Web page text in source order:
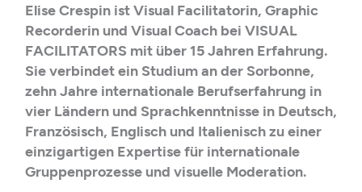
Elise Crespin ist Visual Facilitatorin, Graphic
Recorderin und Visual Coach bei VISUAL
FACILITATORS mit über 15 Jahren Erfahrung.
Sie verbindet ein Studium an der Sorbonne,
zehn Jahre internationale Berufserfahrung in
vier Ländern und Sprachkenntnisse in Deutsch,
Französisch, Englisch und Italienisch zu einer
einzigartigen Expertise für internationale
Gruppenprozesse und visuelle Moderation.